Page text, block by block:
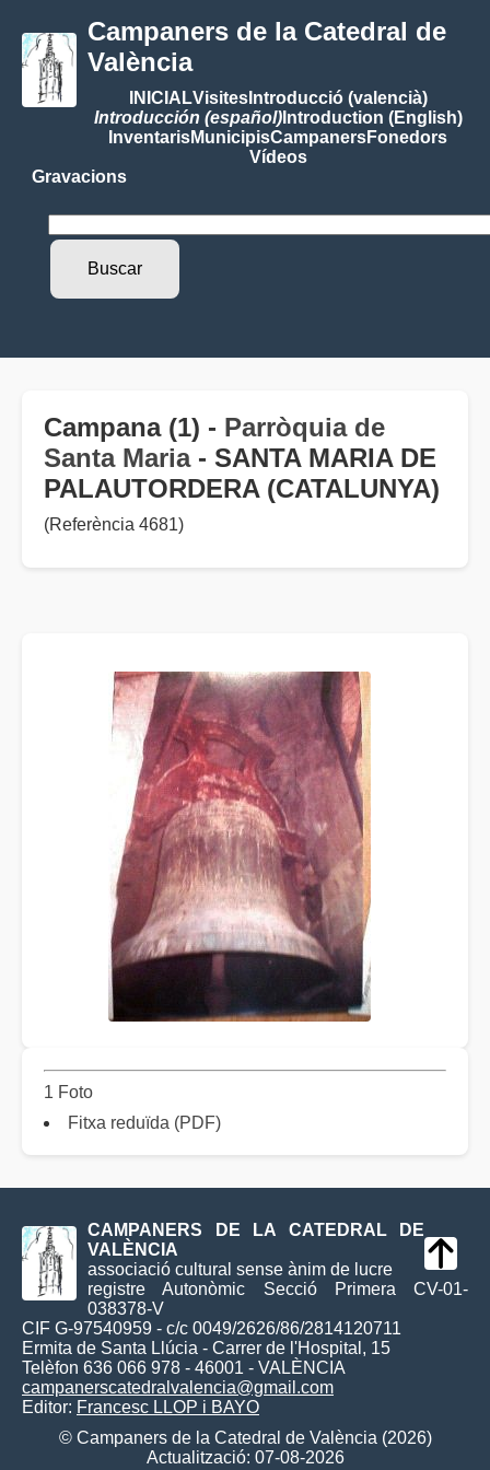
Campaners de la Catedral de
València
INICIALVisitesIntroducció (valencià)
Introducción (español)Introduction (English)
InventarisMunicipisCampanersFonedors
Vídeos
Gravacions
Campana (1) - Parròquia de
Santa Maria- SANTA MARIA DE
PALAUTORDERA (CATALUNYA)
(Referència 4681)
1 Foto
Fitxa reduïda (PDF)
CAMPANERS DE LA CATEDRAL DE
VALÈNCIA
associació cultural sense ànim de lucre
registre Autonòmic Secció Primera CV-01-
038378-V
CIF G-97540959 - c/c 0049/2626/86/2814120711
Ermita de Santa Llúcia - Carrer de l'Hospital, 15
Telèfon 636 066 978 - 46001 - VALÈNCIA
campanerscatedralvalencia@gmail.com
Editor: Francesc LLOP i BAYO
© Campaners de la Catedral de València (2026)
Actualització: 07-08-2026